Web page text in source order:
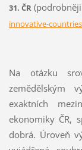
31. ČR
innovative-
Na otázku
zemědělským
exaktních
ekonomiky ČR,
dobrá. Úroveň